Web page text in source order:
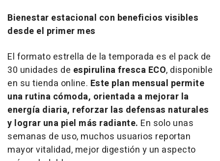
Bienestar estacional con beneficios visibles
desde el primer mes
El formato estrella de la temporada es el pack de
30 unidades de espirulina fresca ECO, disponible
en su tienda online. Este plan mensual permite
una rutina cómoda, orientada a mejorar la
energía diaria, reforzar las defensas naturales
y lograr una piel más radiante. En solo unas
semanas de uso, muchos usuarios reportan
mayor vitalidad, mejor digestión y un aspecto